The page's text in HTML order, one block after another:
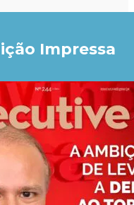
Impressa